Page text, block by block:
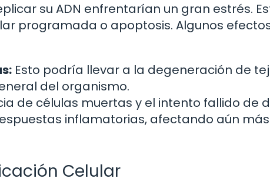
su ADN enfrentarían un gran estrés.
programada o apoptosis. Algunos
Esto podría llevar a la degeneración de
del organismo.
de células muertas y el intento fallido de
inflamatorias, afectando aún
Celular